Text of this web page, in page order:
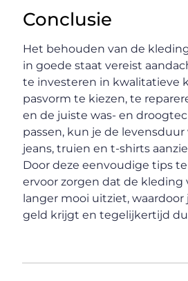
Conclusie
Het behouden van de
in goede staat vereist
te investeren in kwalitatieve
pasvorm te kiezen, te
en de juiste was- en
passen, kun je de
jeans, truien en t-shirts
Door deze eenvoudige tips
ervoor zorgen dat de kleding
langer mooi uitziet, waardoor
geld krijgt en tegelijkertijd